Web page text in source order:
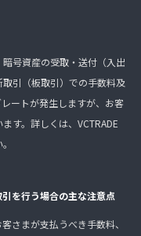
号資産の受取・送付（入出
引（板取引）での手数料及
ートが発生しますが、お客
す。詳しくは、VCTRADE
を行う場合の主な注意点
さまが支払うべき手数料、